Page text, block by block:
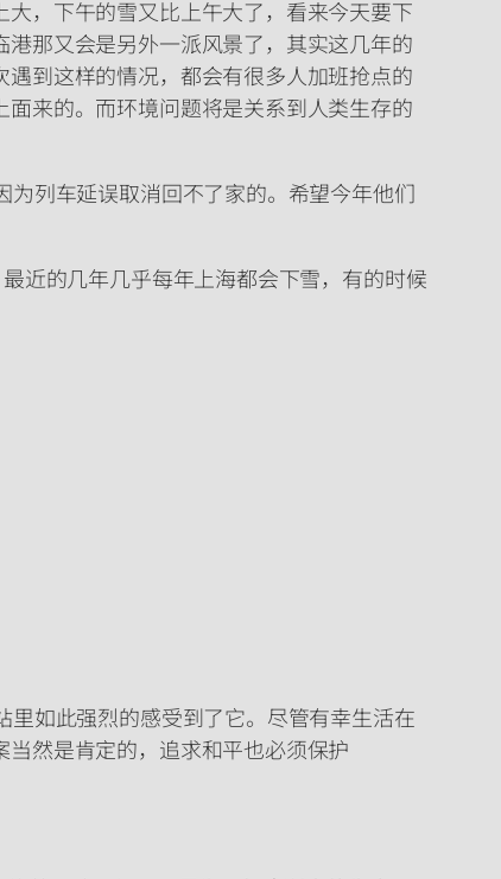
，下午的雪又比上午大了，看来今天要下
那又会是另外一派风景了，其实这几年的
到这样的情况，都会有很多人加班抢点的
来的。而环境问题将是关系到人类生存的
列车延误取消回不了家的。希望今年他们
近的几年几乎每年上海都会下雪，有的时候
如此强烈的感受到了它。尽管有幸生活在
然是肯定的，追求和平也必须保护